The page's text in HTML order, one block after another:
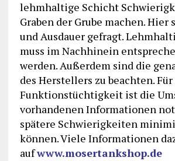
lehmhaltige Schicht
Graben der Grube machen. Hier
und Ausdauer gefragt.
muss im Nachhinein
werden. Außerdem sind die
des Herstellers zu beachten.
Funktionstüchtigkeit ist die
vorhandenen Informationen
spätere Schwierigkeiten
können. Viele Informationen
aufwww.mosertankshop.de